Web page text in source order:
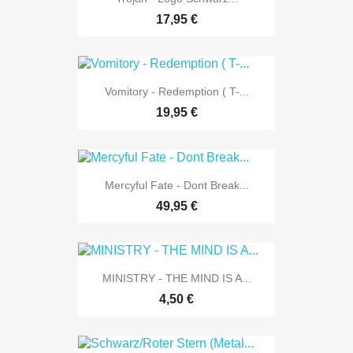
17,95 €
Vomitory - Redemption ( T-...
19,95 €
Mercyful Fate - Dont Break...
49,95 €
MINISTRY - THE MIND IS A...
4,50 €